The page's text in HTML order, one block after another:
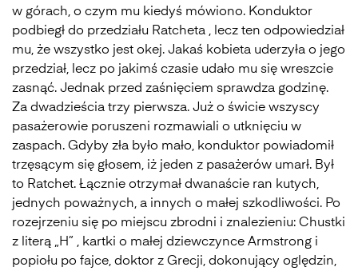
w górach, o czym mu kiedyś mówiono. Konduktor
podbiegł do przedziału Ratcheta , lecz ten odpowiedział
mu, że wszystko jest okej. Jakaś kobieta uderzyła o jego
przedział, lecz po jakimś czasie udało mu się wreszcie
zasnąć. Jednak przed zaśnięciem sprawdza godzinę.
Za dwadzieścia trzy pierwsza. Już o świcie wszyscy
pasażerowie poruszeni rozmawiali o utknięciu w
zaspach. Gdyby zła było mało, konduktor powiadomił
trzęsącym się głosem, iż jeden z pasażerów umarł. Był
to Ratchet. Łącznie otrzymał dwanaście ran kutych,
jednych poważnych, a innych o małej szkodliwości. Po
rozejrzeniu się po miejscu zbrodni i znalezieniu: Chustki
z literą „H” , kartki o małej dziewczynce Armstrong i
popiołu po fajce, doktor z Grecji, dokonujący oględzin,